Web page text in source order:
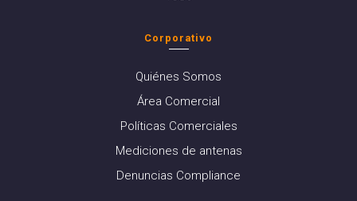
Corporativo
Quiénes Somos
Área Comercial
Políticas Comerciales
Mediciones de antenas
Denuncias Compliance